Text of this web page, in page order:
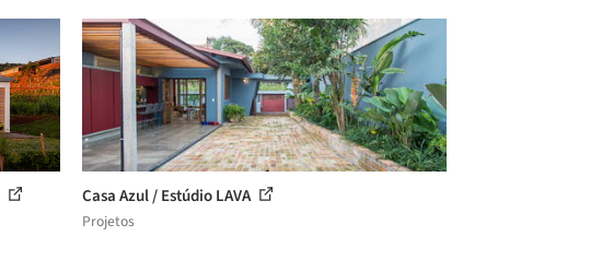
Casa Azul / Estúdio LAVA
Projetos